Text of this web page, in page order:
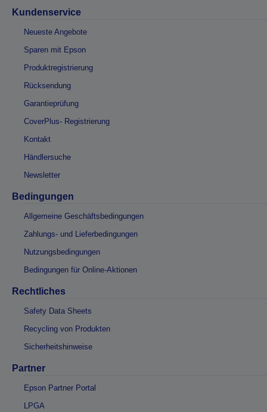
Kundenservice
Neueste Angebote
Sparen mit Epson
Produktregistrierung
Rücksendung
Garantieprüfung
CoverPlus- Registrierung
Kontakt
Händlersuche
Newsletter
Bedingungen
Allgemeine Geschäftsbedingungen
Zahlungs- und Lieferbedingungen
Nutzungsbedingungen
Bedingungen für Online-Aktionen
Rechtliches
Safety Data Sheets
Recycling von Produkten
Sicherheitshinweise
Partner
Epson Partner Portal
LPGA